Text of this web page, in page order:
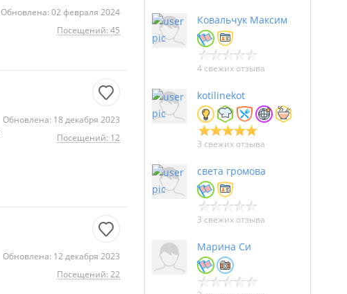
Обновлена: 02 февраля 2024
Посещений: 45
Обновлена: 18 декабря 2023
Посещений: 12
Обновлена: 12 декабря 2023
Посещений: 22
Ковальчук Максим
4 свежих отзыва
kotilinekot
3 свежих отзыва
света громова
3 свежих отзыва
Марина Си